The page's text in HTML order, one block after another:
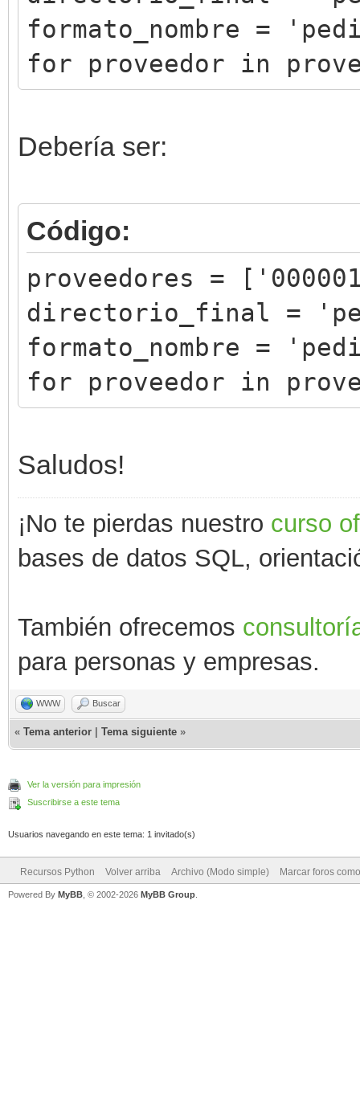
formato_nombre =
for proveedor in
Debería ser:
Código:
proveedores =
directorio_final =
formato_nombre =
for proveedor in
Saludos!
¡No te pierdas nuestro curso
bases de datos SQL,
También ofrecemos
para personas y empresas.
WWW Buscar
« Tema anterior Tema siguiente »
Ver la versión para impresión
Suscribirse a este tema
Usuarios navegando en este tema: 1 invitado(s)
Recursos Python Volver arriba Archivo (Modo simple) Marcar foros
Powered By MyBB , © 2002-2026 MyBB Group